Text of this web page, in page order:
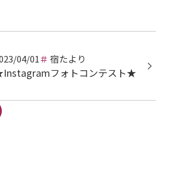
04/01 宿たより
フォトコンテスト★